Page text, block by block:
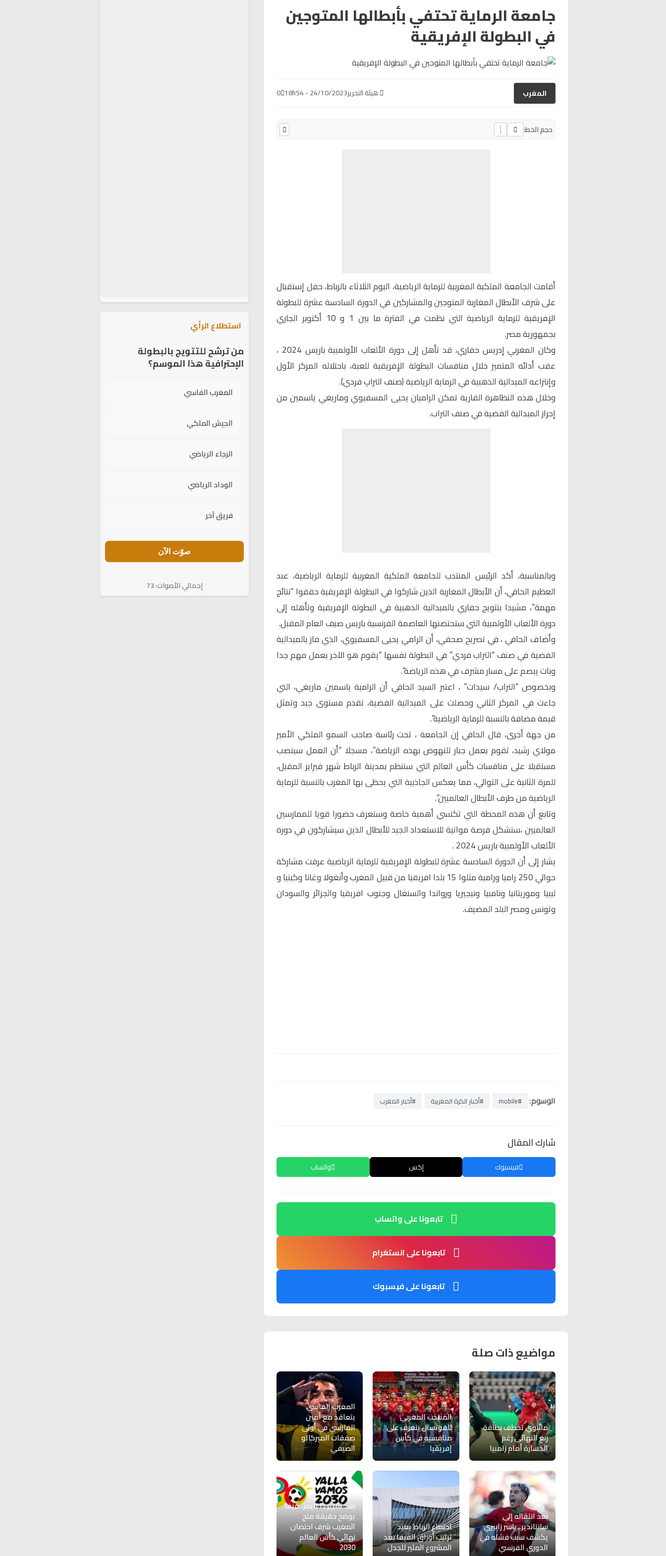
جامعة الرماية تحتفي بأبطالها المتوجين
في البطولة الإفريقية
المغرب هيئة التحرير24/10/2023 - 18h54
0
حجم الخط:
أقامت الجامعة الملكية المغربية للرماية الرياضية، اليوم الثلاثاء بالرباط، حفل إستقبال
على شرف الأبطال المغاربة المتوجين والمشاركين في الدورة السادسة عشرة للبطولة
الإفريقية للرماية الرياضية التي نظمت في الفترة ما بين 1 و 10 أكتوبر الجاري
بجمهورية مصر.
وكان المغربي إدريس حفاري، قد تأهل إلى دورة الألعاب الأولمبية باريس 2024 ،
عقب أدائه المتميز خلال منافسات البطولة الإفريقية للعبة، باحتلاله المركز الأول
وإنتزاعه الميدالية الذهبية في الرماية الرياضية (صنف التراپ فردي).
وخلال هذه التظاهرة القارية تمكن الراميان يحيى المسفيوي وماريغي ياسمين من
إحراز الميدالية الفضية في صنف التراب.
وبالمناسبة، أكد الرئيس المنتدب للجامعة الملكية المغربية للرماية الرياضية، عبد
العظيم الحافي، أن الأبطال المغاربة الذين شاركوا في البطولة الإفريقية حققوا “نتائج
مهمة”، مشيدا بتتويج حفاري بالميدالية الذهبية في البطولة الإفريقية وتأهله إلى
دورة الألعاب الأولمبية التي ستحتضنها العاصمة الفرنسية باريس صيف العام المقبل.
وأضاف الحافي ، في تصريح صحفي، أن الرامي يحيى المسفيوي، الذي فاز بالميدالية
الفضية في صنف “التراب فردي” في البطولة نفسها “يقوم هو الآخر بعمل مهم جدا
وبات يبصم على مسار مشرف في هذه الرياضة”.
وبخصوص “التراب/ سيدات” ، اعتبر السيد الحافي أن الرامية ياسمين ماريغي، التي
جاءت في المركز الثاني وحصلت على الميدالية الفضية، تقدم مستوى جيد وتمثل
قيمة مضافة بالنسبة للرماية الرياضية”.
من جهة أخرى، قال الحافي إن الجامعة ، تحت رئاسة صاحب السمو الملكي الأمير
مولاي رشيد، تقوم بعمل جبار للنهوض بهذه الرياضة”، مسجلا “أن العمل سينصب
مستقبلا على منافسات كأس العالم التي ستنظم بمدينة الرباط شهر فبراير المقبل،
للمرة الثانية على التوالي، مما يعكس الجاذبية التي يحظى بها المغرب بالنسبة للرماية
الرياضية من طرف الأبطال العالميين”.
وتابع أن هذه المحطة التي تكتسي أهمية خاصة وستعرف حضورا قويا للممارسين
العالميين ،ستشكل فرصة مواتية للاستعداد الجيد للأبطال الذين سيشاركون في دورة
الألعاب الأولمبية باريس 2024 .
يشار إلى أن الدورة السادسة عشرة للبطولة الإفريقية للرماية الرياضية عرفت مشاركة
حوالي 250 راميا ورامية مثلوا 15 بلدا افريقيا من قبيل المغرب وأنغولا وغانا وكينيا و
ليبيا وموريتانيا ونامبيا ونيجيريا ورواندا والسنغال وجنوب افريقيا والجزائر والسودان
وتونس ومصر البلد المضيف.
الوسوم: #mobile #أخبار الكرة المغربية #أخبار المغرب
شارك المقال
فيسبوك إكس واتساب
تابعونا على واتساب
تابعونا على انستغرام
تابعونا على فيسبوك
مواضيع ذات صلة
مالاوي تخطف بطاقة
ربع النهائي رغم
الخسارة أمام زامبيا
المنتخب المغربي
للفوتسال يتعرف على
منافسيه في كأس
إفريقيا
المغرب الفاسي
يتعاقد مع أمين
الفارسي في أولى
صفقات الميركاتو
الصيفي
بعد انتقاله إلى
سانتاندير.. ياسر زابيري
يكشف سبب فشله في
الدوري الفرنسي
اجتماع الرباط يعيد
ترتيب أوراق الفيفا بعد
المشروع المثير للجدل
بعد تقرير ذا تايمز.. فيفا
يوضح حقيقة منح
المغرب شرف احتضان
نهائي كأس العالم
2030
استطلاع الرأي
من ترشح للتتويج بالبطولة
الإحترافية هذا الموسم؟
المغرب الفاسي
الجيش الملكي
الرجاء الرياضي
الوداد الرياضي
فريق آخر
صوّت الآن
إجمالي الأصوات: 73